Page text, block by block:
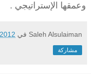
وعمقها الإستراتيجي .
Saleh Alsulaiman في
مشاركة